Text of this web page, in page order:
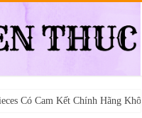
Có Cam Kết Chính Hãng